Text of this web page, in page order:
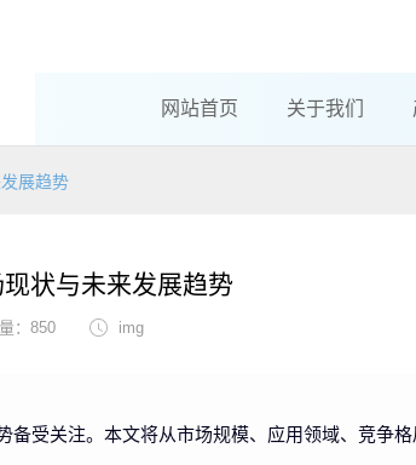
网站首页 关于我们
展趋势
状与未来发展趋势
：850 img
受关注。本文将从市场规模、应用领域、竞争